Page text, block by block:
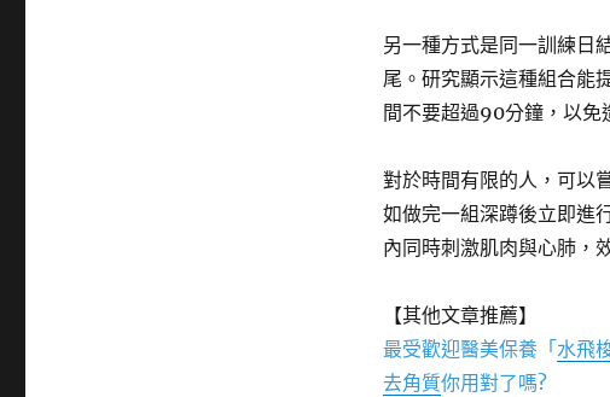
另一種方式是同一訓練日
尾。研究顯示這種組合能
間不要超過90分鐘，以免
對於時間有限的人，可以
如做完一組深蹲後立即進
內同時刺激肌肉與心肺，
【其他文章推薦】
最受歡迎醫美保養「 水飛
去角質你用對了嗎?